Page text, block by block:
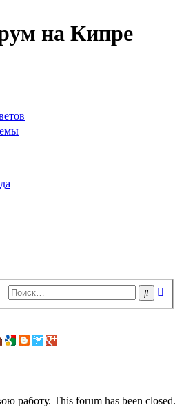
на Кипре
Поиск
работу. This forum has been closed.